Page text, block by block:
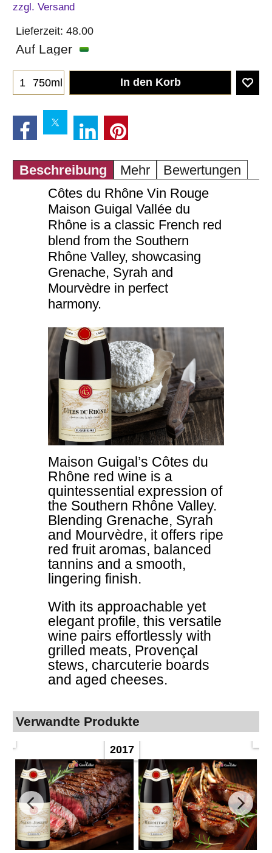
zzgl. Versand
Lieferzeit: 48.00
Auf Lager
750ml In den Korb
Beschreibung Mehr
Bewertungen
Côtes du Rhône Vin Rouge
Maison Guigal Vallée du
Rhône is a classic French red
blend from the Southern
Rhône Valley, showcasing
Grenache, Syrah and
Mourvèdre in perfect
harmony.
Maison Guigal’s Côtes du
Rhône red wine is a
quintessential expression of
the Southern Rhône Valley.
Blending Grenache, Syrah
and Mourvèdre, it offers ripe
red fruit aromas, balanced
tannins and a smooth,
lingering finish.
With its approachable yet
elegant profile, this versatile
wine pairs effortlessly with
grilled meats, Provençal
stews, charcuterie boards
and aged cheeses.
Verwandte Produkte
2017